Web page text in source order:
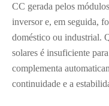
CC gerada pelos
inversor e, em seguida,
doméstico ou industrial.
solares é insuficiente
complementa
continuidade e a